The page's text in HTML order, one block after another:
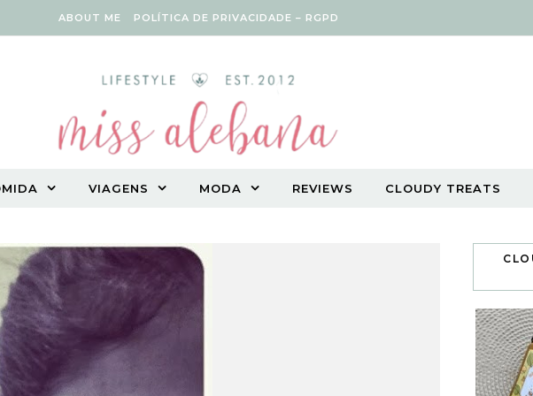
ABOUT ME POLÍTICA DE PRIVACIDADE – RGPD
VIAGENS MODA REVIEWS CLOUDY TREATS